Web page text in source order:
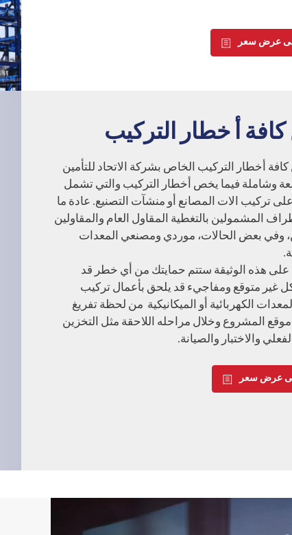
عرض سعر
كافة أ خطار التركيب
كافة أخطار التركيب الخاص بشركة الاتحاد للتأمين
وشاملة فيما يخص أخطار التركيب والتي تشمل
تركيب الات المصانع أو منشآت التصنيع. عادة ما
المشمولين بالتغطية المقاول العام والمقاولين
وفي بعض الحالات، موردي ومصنعي المعدات
هذه الوثيقة ستتم حمايتك من أي خطر قد
غير متوقع ومفاجيء قد يلحق بأعمال تركيب
الكهربائية أو الميكانيكية من لحظة تفريغ
موقع المشروع وخلال مراحله اللاحقة مثل التخزين
والاختبار والصيانة.
عرض سعر